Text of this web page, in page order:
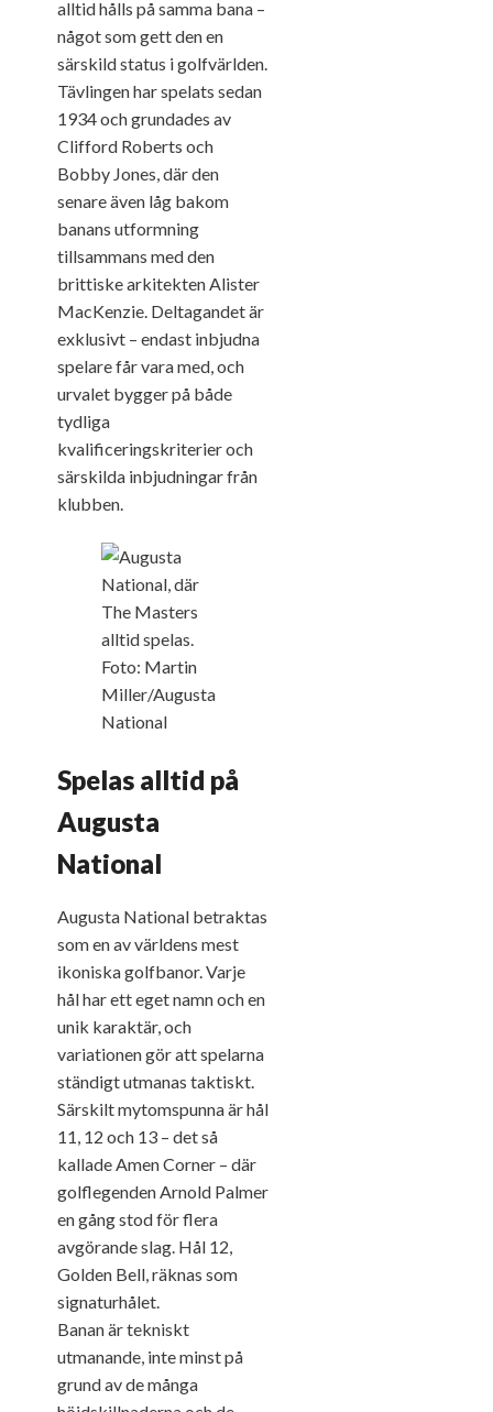
alltid hålls på samma bana –
något som gett den en
särskild status i golfvärlden.
Tävlingen har spelats sedan
1934 och grundades av
Clifford Roberts och
Bobby Jones, där den
senare även låg bakom
banans utformning
tillsammans med den
brittiske arkitekten Alister
MacKenzie. Deltagandet är
exklusivt – endast inbjudna
spelare får vara med, och
urvalet bygger på både
tydliga
kvalificeringskriterier och
särskilda inbjudningar från
klubben.
Spelas alltid på
Augusta
National
Augusta National betraktas
som en av världens mest
ikoniska golfbanor. Varje
hål har ett eget namn och en
unik karaktär, och
variationen gör att spelarna
ständigt utmanas taktiskt.
Särskilt mytomspunna är hål
11, 12 och 13 – det så
kallade Amen Corner – där
golflegenden Arnold Palmer
en gång stod för flera
avgörande slag. Hål 12,
Golden Bell, räknas som
signaturhålet.
Banan är tekniskt
utmanande, inte minst på
grund av de många